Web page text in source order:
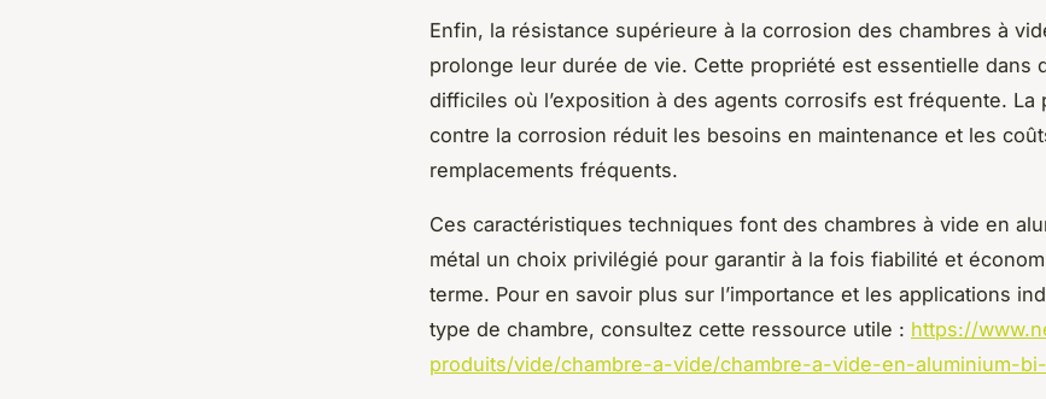
Enfin, la résistance supérieure à la corrosion des chambres à
prolonge leur durée de vie. Cette propriété est essentielle dans
difficiles où l’exposition à des agents corrosifs est fréquente. La
contre la corrosion réduit les besoins en maintenance et les
remplacements fréquents.
Ces caractéristiques techniques font des chambres à vide en
métal un choix privilégié pour garantir à la fois fiabilité et
terme. Pour en savoir plus sur l’importance et les applications
type de chambre, consultez cette ressource utile : https://
produits/vide/chambre-a-vide/chambre-a-vide-en-aluminium-